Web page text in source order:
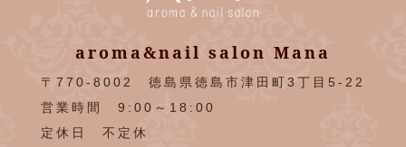
aroma&nail salon Mana
〒770-8002 徳島県徳島市津田町3丁目5-22
営業時間 9:00～18:00
定休日 不定休